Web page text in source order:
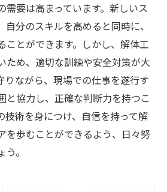
需要は高まっています。新しいス
分のスキルを高めると同時に、
ことができます。しかし、解体工
ため、適切な訓練や安全対策が大
りながら、現場での仕事を遂行す
と協力し、正確な判断力を持つこ
技術を身につけ、自信を持って解
を歩むことができるよう、日々努
。